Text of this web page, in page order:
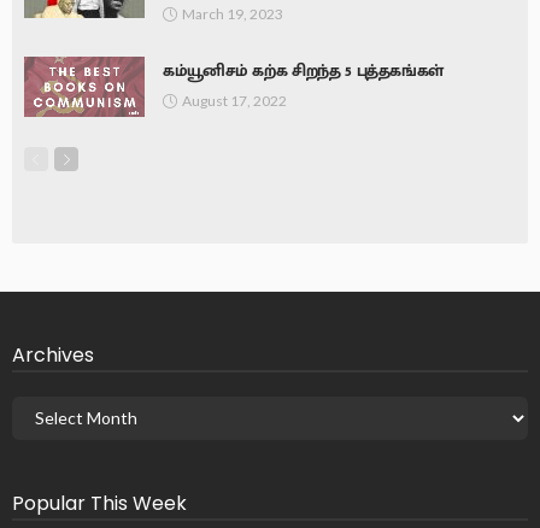
March 19, 2023
கம்யூனிசம் கற்க சிறந்த 5 புத்தகங்கள்
August 17, 2022
Archives
Popular This Week